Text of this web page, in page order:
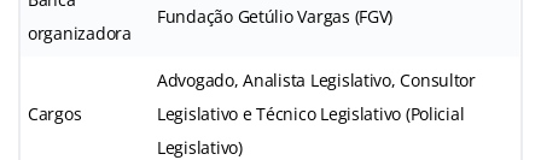
organizadora
Fundação Getúlio Vargas (FGV)
Cargos
Advogado, Analista Legislativo, Consultor
Legislativo e Técnico Legislativo (Policial
Legislativo)